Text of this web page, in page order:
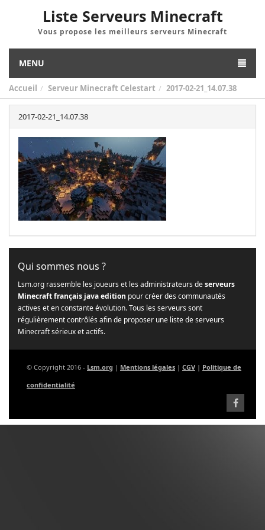
Liste Serveurs Minecraft
Vous propose les meilleurs serveurs Minecraft
MENU
Accueil Serveur Minecraft Celestart 2017-02-21_14.07.38
2017-02-21_14.07.38
Qui sommes nous ?
Lsm.org rassemble les joueurs et les administrateurs deserveurs
Minecraft français java edition pour créer des communautés
actives et en constante évolution. Tous les serveurs sont
régulièrement contrôlés afin de proposer une liste de serveurs
Minecraft sérieux et actifs.
© Copyright 2016 - Lsm.org | Mentions légales | CGV | Politique de
confidentialité